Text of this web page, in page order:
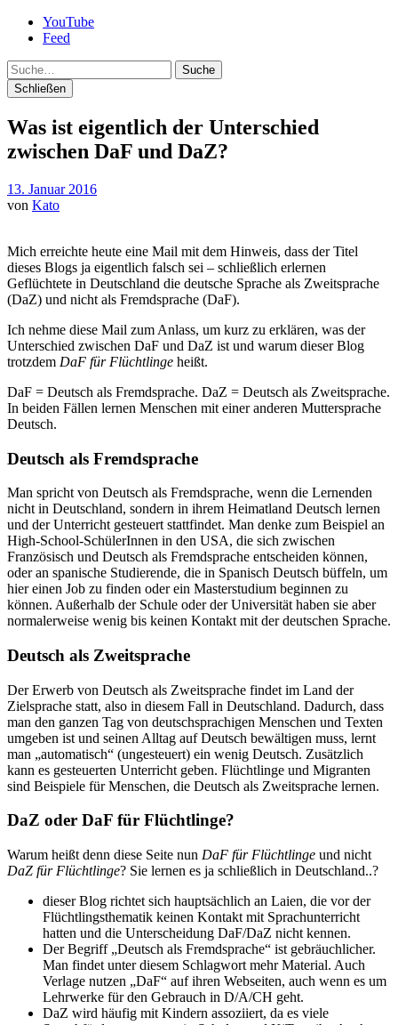
YouTube
Feed
Suche
Schließen
Was ist eigentlich der Unterschied
zwischen DaF und DaZ?
13. Januar 2016
von Kato
Mich erreichte heute eine Mail mit dem Hinweis, dass der Titel
dieses Blogs ja eigentlich falsch sei – schließlich erlernen
Geflüchtete in Deutschland die deutsche Sprache als Zweitsprache
(DaZ) und nicht als Fremdsprache (DaF).
Ich nehme diese Mail zum Anlass, um kurz zu erklären, was der
Unterschied zwischen DaF und DaZ ist und warum dieser Blog
trotzdem DaF für Flüchtlinge heißt.
DaF = Deutsch als Fremdsprache. DaZ = Deutsch als Zweitsprache.
In beiden Fällen lernen Menschen mit einer anderen Muttersprache
Deutsch.
Deutsch als Fremdsprache
Man spricht von Deutsch als Fremdsprache, wenn die Lernenden
nicht in Deutschland, sondern in ihrem Heimatland Deutsch lernen
und der Unterricht gesteuert stattfindet. Man denke zum Beispiel an
High-School-SchülerInnen in den USA, die sich zwischen
Französisch und Deutsch als Fremdsprache entscheiden können,
oder an spanische Studierende, die in Spanisch Deutsch büffeln, um
hier einen Job zu finden oder ein Masterstudium beginnen zu
können. Außerhalb der Schule oder der Universität haben sie aber
normalerweise wenig bis keinen Kontakt mit der deutschen Sprache.
Deutsch als Zweitsprache
Der Erwerb von Deutsch als Zweitsprache findet im Land der
Zielsprache statt, also in diesem Fall in Deutschland. Dadurch, dass
man den ganzen Tag von deutschsprachigen Menschen und Texten
umgeben ist und seinen Alltag auf Deutsch bewältigen muss, lernt
man „automatisch“ (ungesteuert) ein wenig Deutsch. Zusätzlich
kann es gesteuerten Unterricht geben. Flüchtlinge und Migranten
sind Beispiele für Menschen, die Deutsch als Zweitsprache lernen.
DaZ oder DaF für Flüchtlinge?
Warum heißt denn diese Seite nun DaF für Flüchtlinge und nicht
DaZ für Flüchtlinge? Sie lernen es ja schließlich in Deutschland..?
dieser Blog richtet sich hauptsächlich an Laien, die vor der
Flüchtlingsthematik keinen Kontakt mit Sprachunterricht
hatten und die Unterscheidung DaF/DaZ nicht kennen.
Der Begriff „Deutsch als Fremdsprache“ ist gebräuchlicher.
Man findet unter diesem Schlagwort mehr Material. Auch
Verlage nutzen „DaF“ auf ihren Webseiten, auch wenn es um
Lehrwerke für den Gebrauch in D/A/CH geht.
DaZ wird häufig mit Kindern assoziiert, da es viele